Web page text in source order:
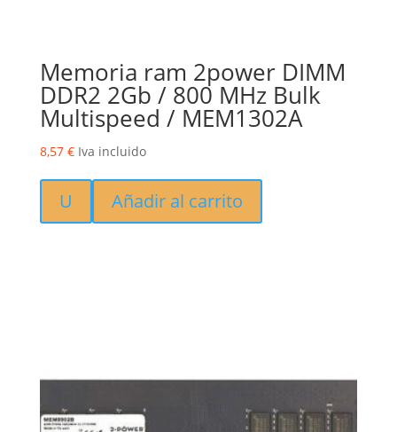
Memoria ram 2power DIMM
DDR2 2Gb / 800 MHz Bulk
Multispeed / MEM1302A
8,57 € Iva incluido
U Añadir al carrito